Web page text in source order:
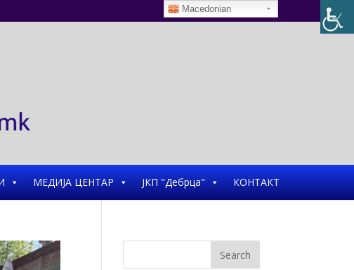
МЕДИЈА ЦЕНТАР ЈКП "Дебрца" КОНТАКТ
Macedonian